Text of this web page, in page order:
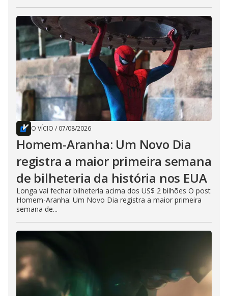
O VÍCIO / 07/08/2026
Homem-Aranha: Um Novo Dia
registra a maior primeira semana
de bilheteria da história nos EUA
Longa vai fechar bilheteria acima dos US$ 2 bilhões O post
Homem-Aranha: Um Novo Dia registra a maior primeira
semana de...